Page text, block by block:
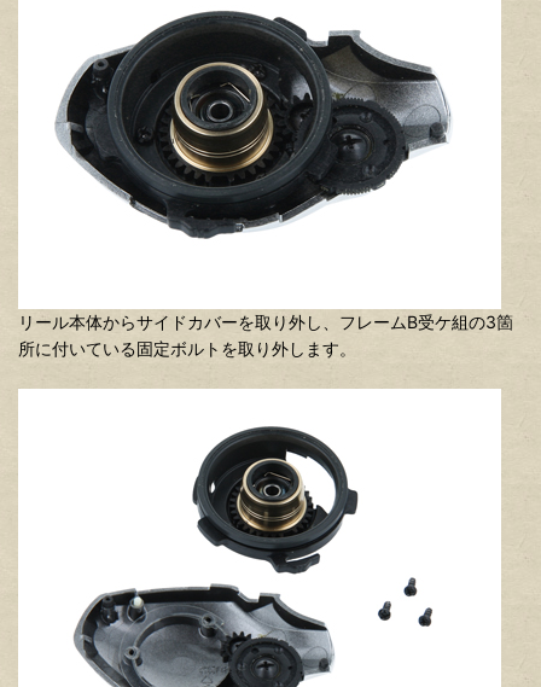
リール本体からサイドカバーを取り外し、フレームB受ケ組の3箇
所に付いている固定ボルトを取り外します。